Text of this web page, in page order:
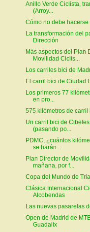
Anillo Verde Ciclista,
(Arroy...
Cómo no debe hacerse
La transformación del
Dirección
Más aspectos del Plan
Movilidad Ciclis...
Los carriles bici de
El carril bici de Ciudad
Los primeros 77
en pro...
575 kilómetros de carril
Un carril bici de
(pasando po...
PDMC, ¿cuántos
se harán ...
Plan Director de
mañana, por f...
Copa del Mundo de
Clásica Internacional
Alcobendas
Las nuevas pasarelas
Open de Madrid de
Guadalix